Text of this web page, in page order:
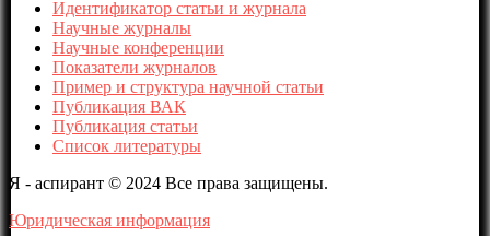
Идентификатор статьи и журнала
Научные журналы
Научные конференции
Показатели журналов
Пример и структура научной статьи
Публикация ВАК
Публикация статьи
Список литературы
Я - аспирант © 2024 Все права защищены.
Юридическая информация